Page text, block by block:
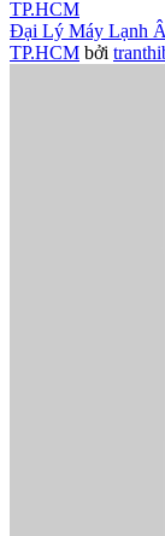
Đại Lý Máy Lạnh
TP.HCM bởi